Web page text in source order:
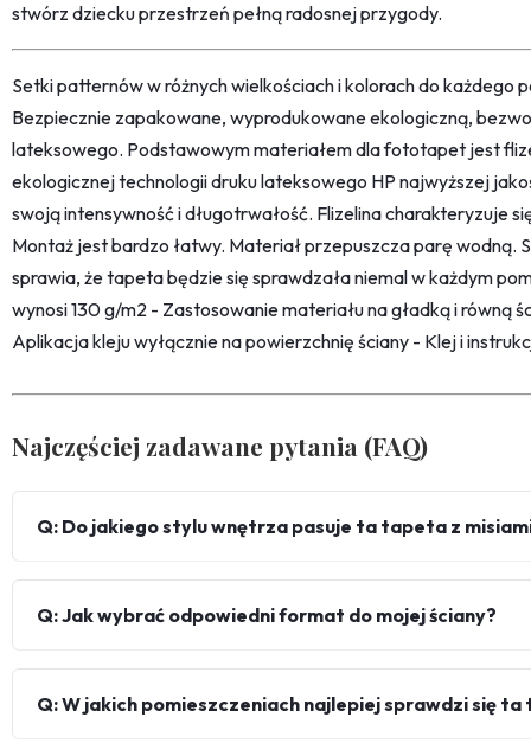
stwórz dziecku przestrzeń pełną radosnej przygody.
Setki patternów w różnych wielkościach i kolorach do każdego
Bezpiecznie zapakowane, wyprodukowane ekologiczną,
lateksowego. Podstawowym materiałem dla fototapet jest
ekologicznej technologii druku lateksowego HP najwyższej
swoją intensywność i długotrwałość. Flizelina charakteryzuje
Montaż jest bardzo łatwy. Materiał przepuszcza parę wodną.
sprawia, że tapeta będzie się sprawdzała niemal w każdym
wynosi 130 g/m2 - Zastosowanie materiału na gładką i równą
Aplikacja kleju wyłącznie na powierzchnię ściany - Klej i
Najczęściej zadawane pytania (FAQ)
Q: Do jakiego stylu wnętrza pasuje ta tapeta z
Q: Jak wybrać odpowiedni format do mojej ściany?
Q: W jakich pomieszczeniach najlepiej sprawdzi się